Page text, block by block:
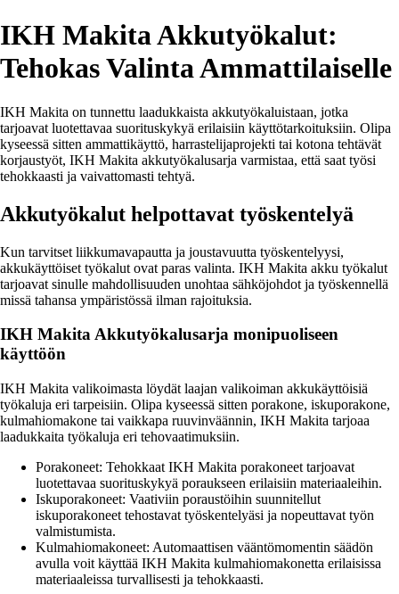
IKH Makita Akkutyökalut:
Tehokas Valinta Ammattilaiselle
IKH Makita on tunnettu laadukkaista akkutyökaluistaan, jotka
tarjoavat luotettavaa suorituskykyä erilaisiin käyttötarkoituksiin. Olipa
kyseessä sitten ammattikäyttö, harrastelijaprojekti tai kotona tehtävät
korjaustyöt, IKH Makita akkutyökalusarja varmistaa, että saat työsi
tehokkaasti ja vaivattomasti tehtyä.
Akkutyökalut helpottavat työskentelyä
Kun tarvitset liikkumavapautta ja joustavuutta työskentelyysi,
akkukäyttöiset työkalut ovat paras valinta. IKH Makita akku työkalut
tarjoavat sinulle mahdollisuuden unohtaa sähköjohdot ja työskennellä
missä tahansa ympäristössä ilman rajoituksia.
IKH Makita Akkutyökalusarja monipuoliseen
käyttöön
IKH Makita valikoimasta löydät laajan valikoiman akkukäyttöisiä
työkaluja eri tarpeisiin. Olipa kyseessä sitten porakone, iskuporakone,
kulmahiomakone tai vaikkapa ruuvinväännin, IKH Makita tarjoaa
laadukkaita työkaluja eri tehovaatimuksiin.
Porakoneet: Tehokkaat IKH Makita porakoneet tarjoavat
luotettavaa suorituskykyä poraukseen erilaisiin materiaaleihin.
Iskuporakoneet: Vaativiin poraustöihin suunnitellut
iskuporakoneet tehostavat työskentelyäsi ja nopeuttavat työn
valmistumista.
Kulmahiomakoneet: Automaattisen vääntömomentin säädön
avulla voit käyttää IKH Makita kulmahiomakonetta erilaisissa
materiaaleissa turvallisesti ja tehokkaasti.